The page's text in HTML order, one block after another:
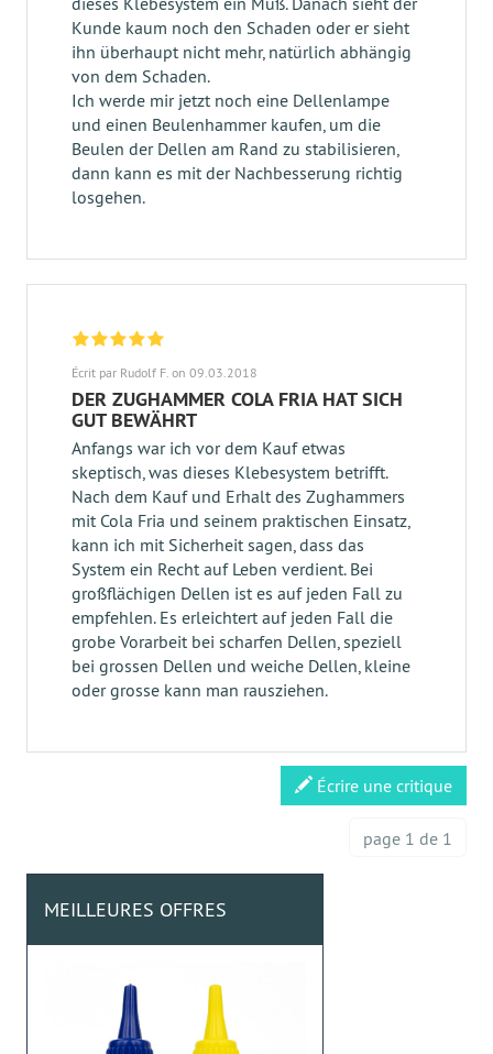
Kunde kaum noch den Schaden oder er sieht
ihn überhaupt nicht mehr, natürlich abhängig
von dem Schaden.
Ich werde mir jetzt noch eine Dellenlampe
und einen Beulenhammer kaufen, um die
Beulen der Dellen am Rand zu stabilisieren,
dann kann es mit der Nachbesserung richtig
losgehen.
Écrit par Rudolf F. on 09.03.2018
DER ZUGHAMMER COLA FRIA HAT SICH
GUT BEWÄHRT
Anfangs war ich vor dem Kauf etwas
skeptisch, was dieses Klebesystem betrifft.
Nach dem Kauf und Erhalt des Zughammers
mit Cola Fria und seinem praktischen Einsatz,
kann ich mit Sicherheit sagen, dass das
System ein Recht auf Leben verdient. Bei
großflächigen Dellen ist es auf jeden Fall zu
empfehlen. Es erleichtert auf jeden Fall die
grobe Vorarbeit bei scharfen Dellen, speziell
bei grossen Dellen und weiche Dellen, kleine
oder grosse kann man rausziehen.
Écrire une critique
page 1 de 1
MEILLEURES OFFRES